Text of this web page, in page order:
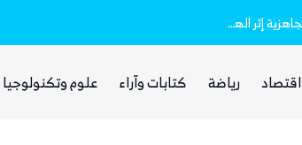
مجلس الدفاع الوطني اليمني يعلن انعقاده الدائم ويتخذ قرارات لرفع الجاهزية إثر الهجمات الحوثية
اقتصاد رياضة كتابات وآراء علوم وتكنولوجيا